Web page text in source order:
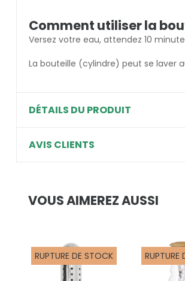
Comment utiliser la
Versez votre eau, attendez 10
La bouteille (cylindre) peut se laver
DÉTAILS DU PRODUIT
AVIS CLIENTS
VOUS AIMEREZ AUSSI
RUPTURE DE STOCK RUPTURE